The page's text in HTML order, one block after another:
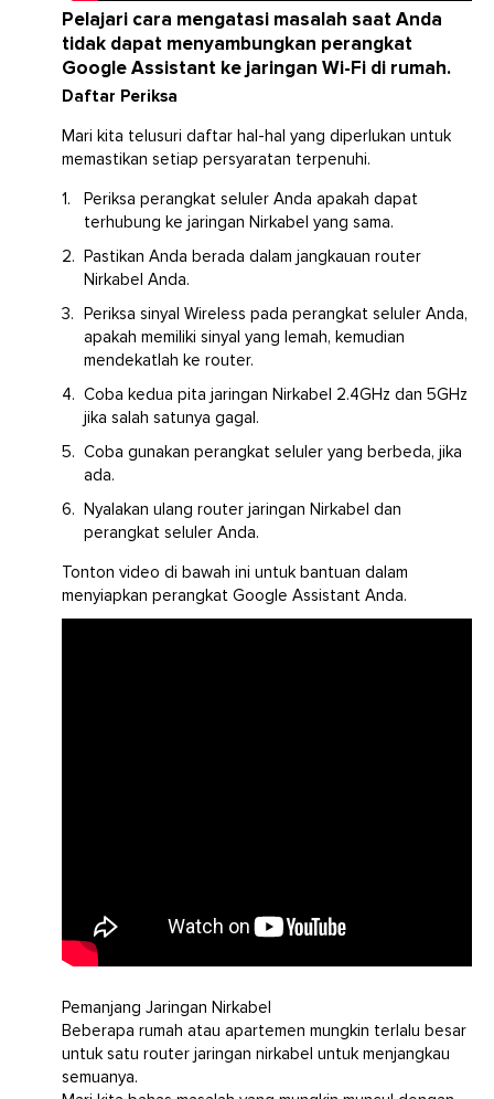
Pelajari cara mengatasi masalah saat Anda
tidak dapat menyambungkan perangkat
Google Assistant ke jaringan Wi-Fi di rumah.
Daftar Periksa
Mari kita telusuri daftar hal-hal yang diperlukan untuk
memastikan setiap persyaratan terpenuhi.
Periksa perangkat seluler Anda apakah dapat
terhubung ke jaringan Nirkabel yang sama.
Pastikan Anda berada dalam jangkauan router
Nirkabel Anda.
Periksa sinyal Wireless pada perangkat seluler Anda,
apakah memiliki sinyal yang lemah, kemudian
mendekatlah ke router.
Coba kedua pita jaringan Nirkabel 2.4GHz dan 5GHz
jika salah satunya gagal.
Coba gunakan perangkat seluler yang berbeda, jika
ada.
Nyalakan ulang router jaringan Nirkabel dan
perangkat seluler Anda.
Tonton video di bawah ini untuk bantuan dalam
menyiapkan perangkat Google Assistant Anda.
Pemanjang Jaringan Nirkabel
Beberapa rumah atau apartemen mungkin terlalu besar
untuk satu router jaringan nirkabel untuk menjangkau
semuanya.